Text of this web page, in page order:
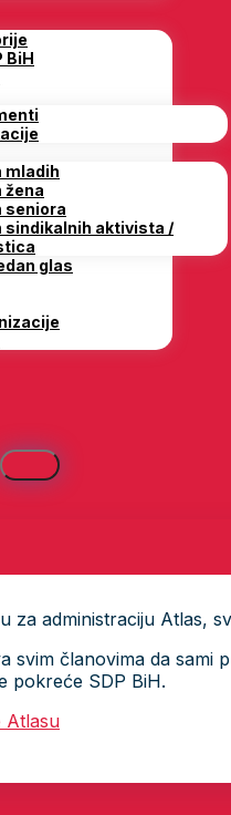
BiH
mladih
žena
seniora
sindikalnih aktivista /
glas
za administraciju Atlas,
svim članovima da
pokreće SDP BiH.
Atlasu